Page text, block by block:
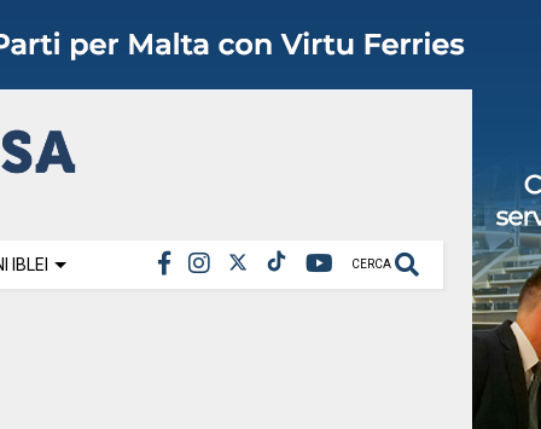
CERCA
IBLEI